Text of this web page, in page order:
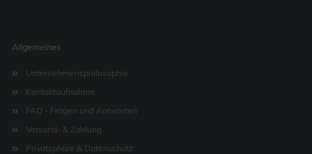
Allgemeines
Unternehmensphilosophie
Kontaktaufnahme
FAQ - Fragen und Antworten
Versand- & Zahlung
Privatsphäre & Datenschutz